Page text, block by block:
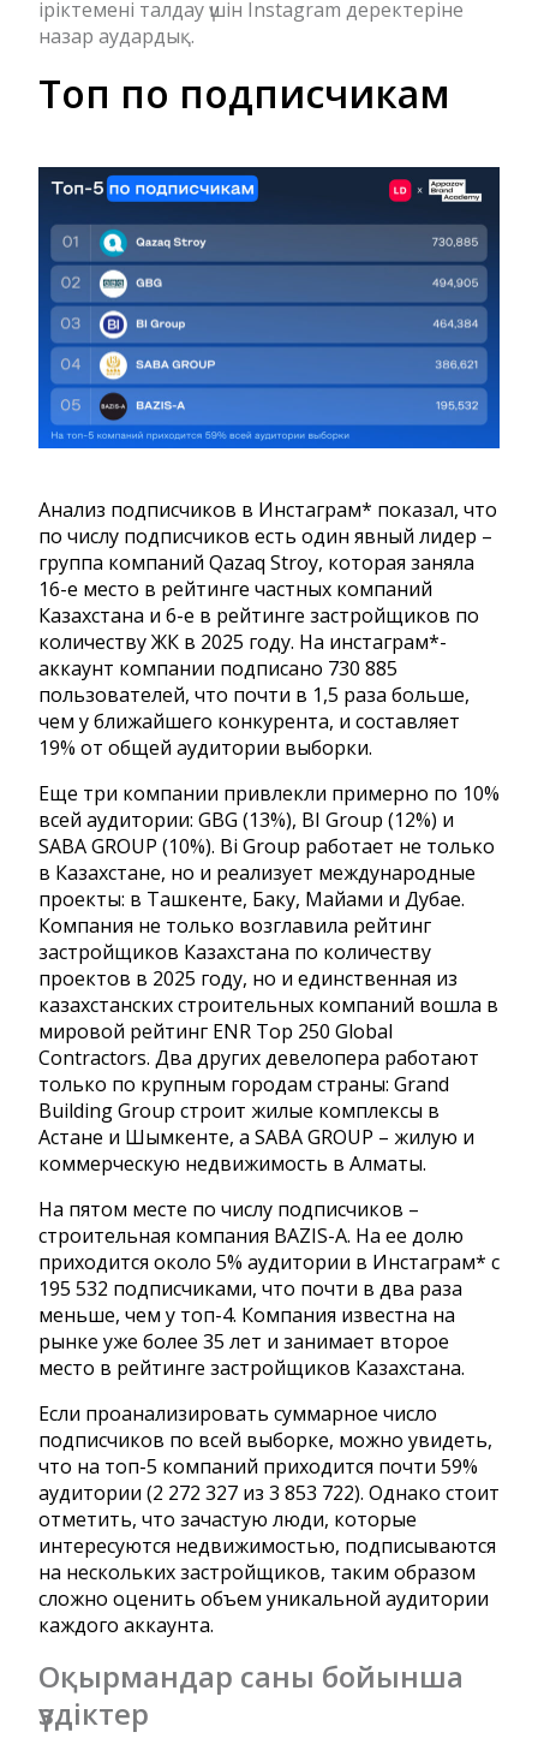
іріктемені талдау үшін Instagram деректеріне
назар аудардық.
Топ по подписчикам
Анализ подписчиков в Инстаграм* показал, что
по числу подписчиков есть один явный лидер –
группа компаний Qazaq Stroy, которая заняла
16-е место в рейтинге частных компаний
Казахстана и 6-е в рейтинге застройщиков по
количеству ЖК в 2025 году. На инстаграм*-
аккаунт компании подписано 730 885
пользователей, что почти в 1,5 раза больше,
чем у ближайшего конкурента, и составляет
19% от общей аудитории выборки.
Еще три компании привлекли примерно по 10%
всей аудитории: GBG (13%), BI Group (12%) и
SABA GROUP (10%). Bi Group работает не только
в Казахстане, но и реализует международные
проекты: в Ташкенте, Баку, Майами и Дубае.
Компания не только возглавила рейтинг
застройщиков Казахстана по количеству
проектов в 2025 году, но и единственная из
казахстанских строительных компаний вошла в
мировой рейтинг ENR Top 250 Global
Contractors. Два других девелопера работают
только по крупным городам страны: Grand
Building Group строит жилые комплексы в
Астане и Шымкенте, а SABA GROUP – жилую и
коммерческую недвижимость в Алматы.
На пятом месте по числу подписчиков –
строительная компания BAZIS-A. На ее долю
приходится около 5% аудитории в Инстаграм* с
195 532 подписчиками, что почти в два раза
меньше, чем у топ-4. Компания известна на
рынке уже более 35 лет и занимает второе
место в рейтинге застройщиков Казахстана.
Если проанализировать суммарное число
подписчиков по всей выборке, можно увидеть,
что на топ-5 компаний приходится почти 59%
аудитории (2 272 327 из 3 853 722). Однако стоит
отметить, что зачастую люди, которые
интересуются недвижимостью, подписываются
на нескольких застройщиков, таким образом
сложно оценить объем уникальной аудитории
каждого аккаунта.
Оқырмандар саны бойынша
үздіктер